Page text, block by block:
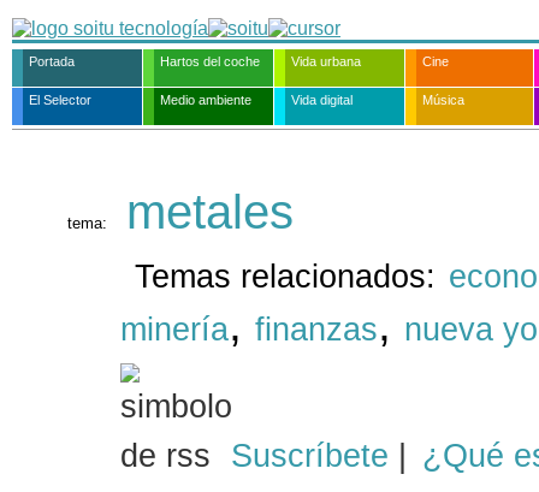
Portada Hartos del coche Vida urbana Cine
El Selector Medio ambiente Vida digital Música
tema: metales
Temas relacionados:
minería, finanzas, nueva
Suscríbete ¿Qué